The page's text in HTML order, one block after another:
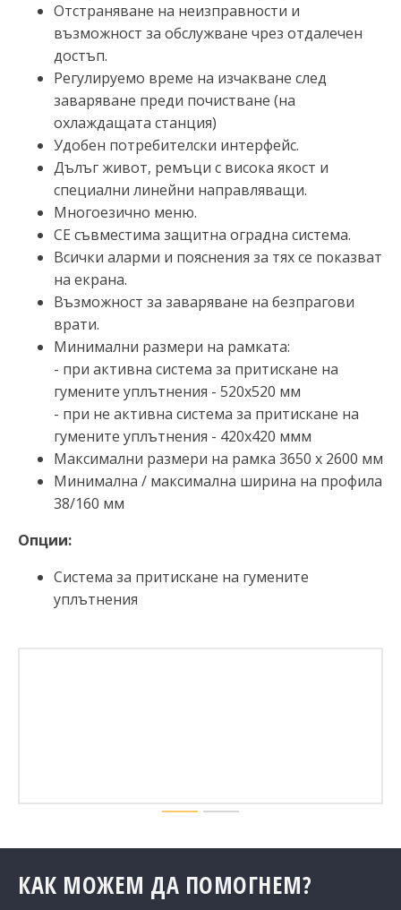
Отстраняване на неизправности и
възможност за обслужване чрез отдалечен
достъп.
Регулируемо време на изчакване след
заваряване преди почистване (на
охлаждащата станция)
Удобен потребителски интерфейс.
Дълъг живот, ремъци с висока якост и
специални линейни направляващи.
Многоезично меню.
CE съвместима защитна оградна система.
Всички аларми и пояснения за тях се показват
на екрана.
Възможност за заваряване на безпрагови
врати.
Минимални размери на рамката:
- при активна система за притискане на
гумените уплътнения - 520х520 мм
- при не активна система за притискане на
гумените уплътнения - 420х420 ммм
Максимални размери на рамка 3650 x 2600 мм
Минимална / максимална ширина на профила
38/160 мм
Опции:
Система за притискане на гумените
уплътнения
КАК МОЖЕМ ДА ПОМОГНЕМ?